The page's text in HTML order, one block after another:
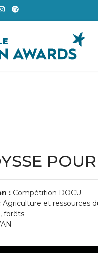
: Compétition DOCU
Agriculture et ressources
forêts